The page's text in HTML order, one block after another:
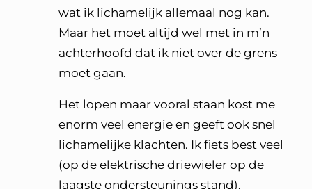
wat ik lichamelijk allemaal nog kan.
Maar het moet altijd wel met in m’n
achterhoofd dat ik niet over de grens
moet gaan.
Het lopen maar vooral staan kost me
enorm veel energie en geeft ook snel
lichamelijke klachten. Ik fiets best veel
(op de elektrische driewieler op de
laagste ondersteunings stand).